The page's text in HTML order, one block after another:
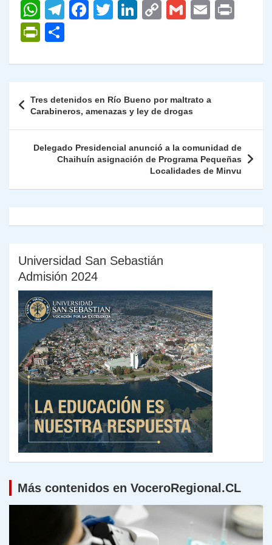
W
h
at
s
p
p
T
gr
m
F
e
o
o
k
T
er
Li
e
n
C
y
n
k
G
l
E
l
P
nt
Fr
ie
n
dl
m
p
ar
tir
de
entradas
Tres detenidos en Río Bueno por maltrato a
Carabineros, amenazas y ley de drogas
Delegado Presidencial anunció a la comunidad de
Chaihuín asignación de Programa Pequeñas
Localidades de Minvu
Universidad San Sebastián
Admisión 2024
Más contenidos en VoceroRegional.CL